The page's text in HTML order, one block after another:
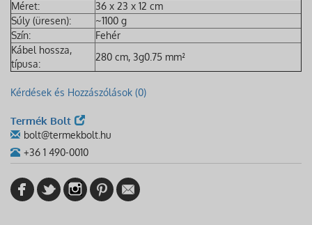
Méret:
36 x 23 x 12 cm
Súly (üresen):
~1100 g
Szín:
Fehér
Kábel hossza,
típusa:
280 cm, 3g0.75 mm²
Kérdések és Hozzászólások (0)
Termék Bolt
bolt@termekbolt.hu
+36 1 490-0010